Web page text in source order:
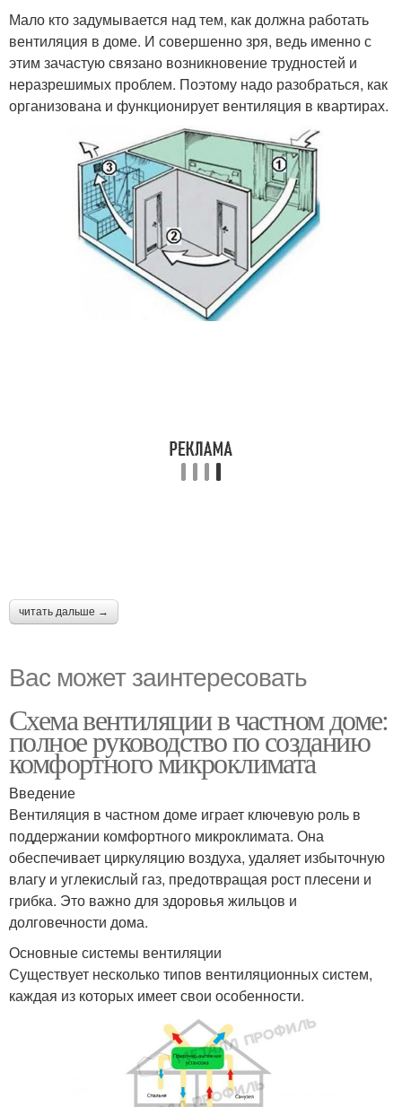
Мало кто задумывается над тем, как должна работать
вентиляция в доме. И совершенно зря, ведь именно с
этим зачастую связано возникновение трудностей и
неразрешимых проблем. Поэтому надо разобраться, как
организована и функционирует вентиляция в квартирах.
читать дальше →
Вас может заинтересовать
Схема вентиляции в частном доме:
полное руководство по созданию
комфортного микроклимата
Введение
Вентиляция в частном доме играет ключевую роль в
поддержании комфортного микроклимата. Она
обеспечивает циркуляцию воздуха, удаляет избыточную
влагу и углекислый газ, предотвращая рост плесени и
грибка. Это важно для здоровья жильцов и
долговечности дома.
Основные системы вентиляции
Существует несколько типов вентиляционных систем,
каждая из которых имеет свои особенности.